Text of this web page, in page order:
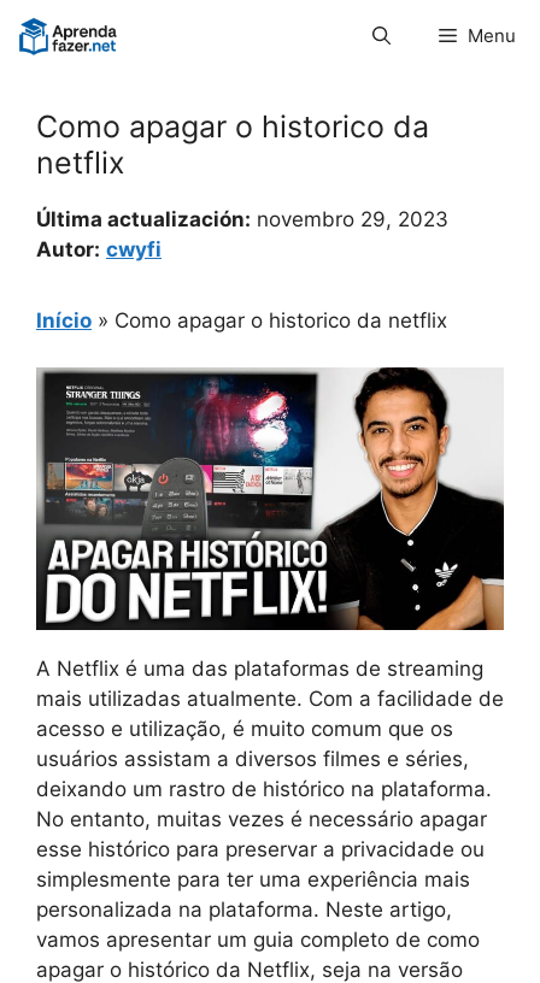
Pular
para
Menu
Como apagar o historico da
netflix
Última actualización: novembro 29, 2023
Autor: cwyfi
Início » Como apagar o historico da netflix
A Netflix é uma das plataformas de streaming
mais utilizadas atualmente. Com a facilidade de
acesso e utilização, é muito comum que os
usuários assistam a diversos filmes e séries,
deixando um rastro de histórico na plataforma.
No entanto, muitas vezes é necessário apagar
esse histórico para preservar a privacidade ou
simplesmente para ter uma experiência mais
personalizada na plataforma. Neste artigo,
vamos apresentar um guia completo de como
apagar o histórico da Netflix, seja na versão